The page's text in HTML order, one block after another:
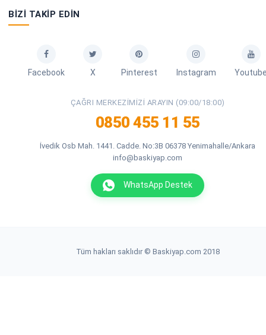
BIZI TAKIP EDIN
Facebook X Pinterest Instagram
ÇAĞRI MERKEZIMIZI ARAYIN (09:00/18:00)
0850 455 11 55
İvedik Osb Mah. 1441. Cadde. No:3B 06378 Yenimahalle/Ankara
info@baskiyap.com
WhatsApp Destek
Tüm hakları saklıdır © Baskiyap.com 2018